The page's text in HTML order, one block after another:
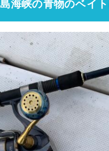
海峡の青物のベイ